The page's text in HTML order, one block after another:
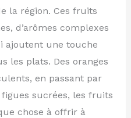
la région. Ces fruits
d’arômes complexes
ajoutent une touche
les plats. Des oranges
en passant par
sucrées, les fruits
chose à offrir à